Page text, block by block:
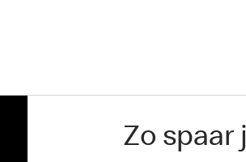
Zo spaar